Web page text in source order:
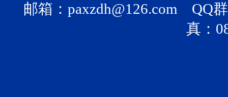
邮箱： paxzdh@126.com QQ
真：